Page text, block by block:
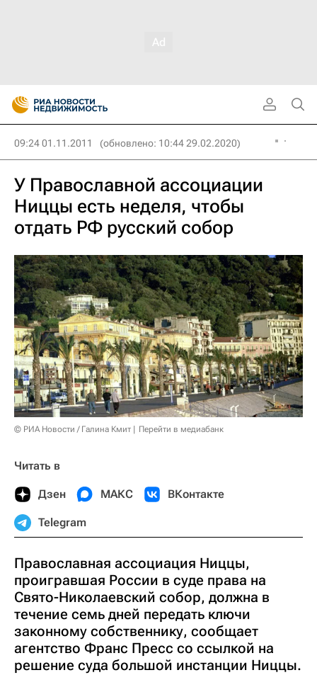
09:24 01.11.2011 (обновлено: 10:44 29.02.2020)
У Православной ассоциации
Ниццы есть неделя, чтобы
отдать РФ русский собор
© РИА Новости / Галина Кмит Перейти в медиабанк
Читать в
Дзен МАКС ВКонтакте
Telegram
Православная ассоциация Ниццы,
проигравшая России в суде права на
Свято-Николаевский собор, должна в
течение семь дней передать ключи
законному собственнику, сообщает
агентство Франс Пресс со ссылкой на
решение суда большой инстанции Ниццы.